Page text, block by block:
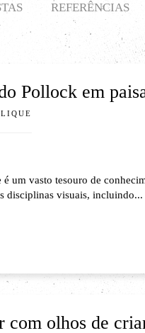
REFERÊNCIAS
Pollock em
é um vasto tesouro de
disciplinas visuais, incluindo...
com olhos de